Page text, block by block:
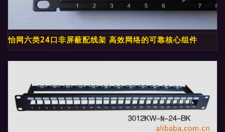
怡网六类24口非屏蔽配线架 高效网络的可靠核心组件